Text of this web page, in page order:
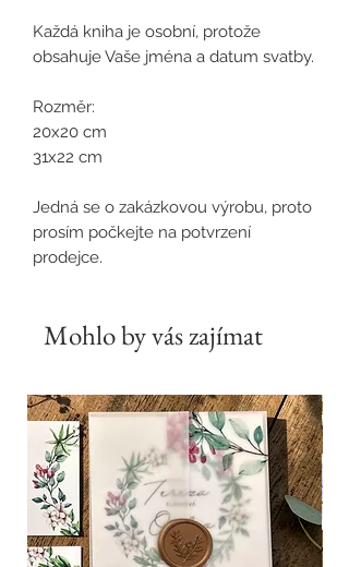
Každá kniha je osobní, protože
obsahuje Vaše jména a datum svatby.
Rozměr:
20x20 cm
31x22 cm
Jedná se o zakázkovou výrobu, proto
prosím počkejte na potvrzení
prodejce.
Mohlo by vás zajímat